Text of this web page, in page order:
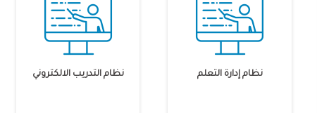
نظام إدارة التعلم نظام التدريب الالكتروني